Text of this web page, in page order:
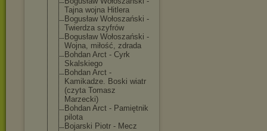
Tajna wojna Hitlera
Bogusław Wołoszański -
Twierdza szyfrów
Bogusław Wołoszański -
Wojna, miłość, zdrada
Bohdan Arct - Cyrk
Skalskiego
Bohdan Arct -
Kamikadze. Boski wiatr
(czyta Tomasz
Marzecki)
Bohdan Arct - Pamiętnik
pilota
Bojarski Piotr - Mecz